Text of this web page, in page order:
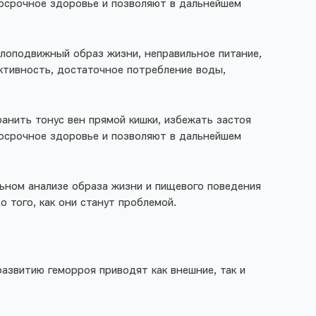
здоровье и позволяют в дальнейшем
образ жизни, неправильное питание,
достаточное потребление воды,
тонус вен прямой кишки, избежать застоя
здоровье и позволяют в дальнейшем
анализе образа жизни и пищевого поведения
того, как они станут проблемой.
геморроя приводят как внешние, так и